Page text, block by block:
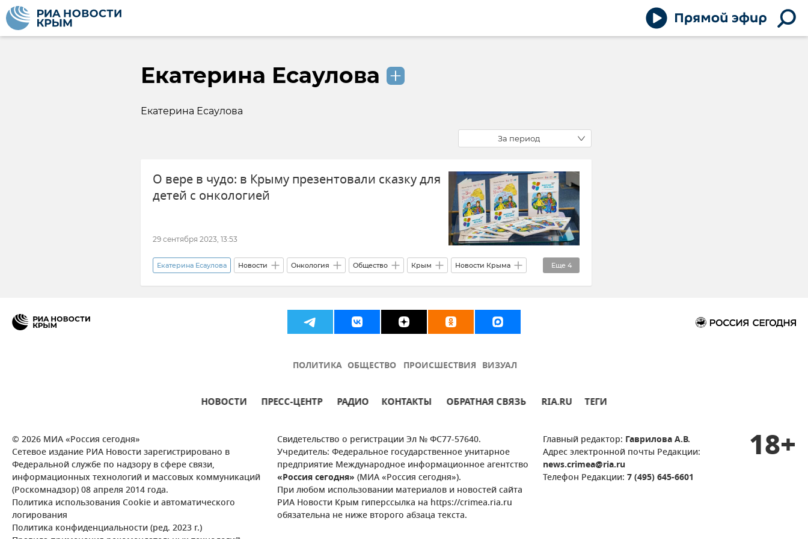
Екатерина Есаулова
Екатерина Есаулова
За период
О вере в чудо: в Крыму презентовали сказку для
детей с онкологией
29 сентября 2023, 13:53
Еще 4
Екатерина Есаулова Новости Онкология Общество Крым Новости Крыма
Здоровье Антонина Аулова Центр крови в Республике Крым Игорь Чемоданов
ПОЛИТИКА ОБЩЕСТВО ПРОИСШЕСТВИЯ ВИЗУАЛ
НОВОСТИ ПРЕСС-ЦЕНТР РАДИО КОНТАКТЫ ОБРАТНАЯ СВЯЗЬ RIA.RU ТЕГИ
© 2026 МИА «Россия сегодня»
Сетевое издание РИА Новости зарегистрировано в
Федеральной службе по надзору в сфере связи,
информационных технологий и массовых коммуникаций
(Роскомнадзор) 08 апреля 2014 года.
Политика использования Cookie и автоматического
логирования
Политика конфиденциальности (ред. 2023 г.)
Свидетельство о регистрации Эл № ФС77-57640.
Учредитель: Федеральное государственное унитарное
предприятие Международное информационное агентство
«Россия сегодня» (МИА «Россия сегодня»).
При любом использовании материалов и новостей сайта
РИА Новости Крым гиперссылка на https://crimea.ria.ru
обязательна не ниже второго абзаца текста.
Главный редактор: Гаврилова А.В.
Адрес электронной почты Редакции:
news.crimea@ria.ru
Телефон Редакции: 7 (495) 645-6601
18+